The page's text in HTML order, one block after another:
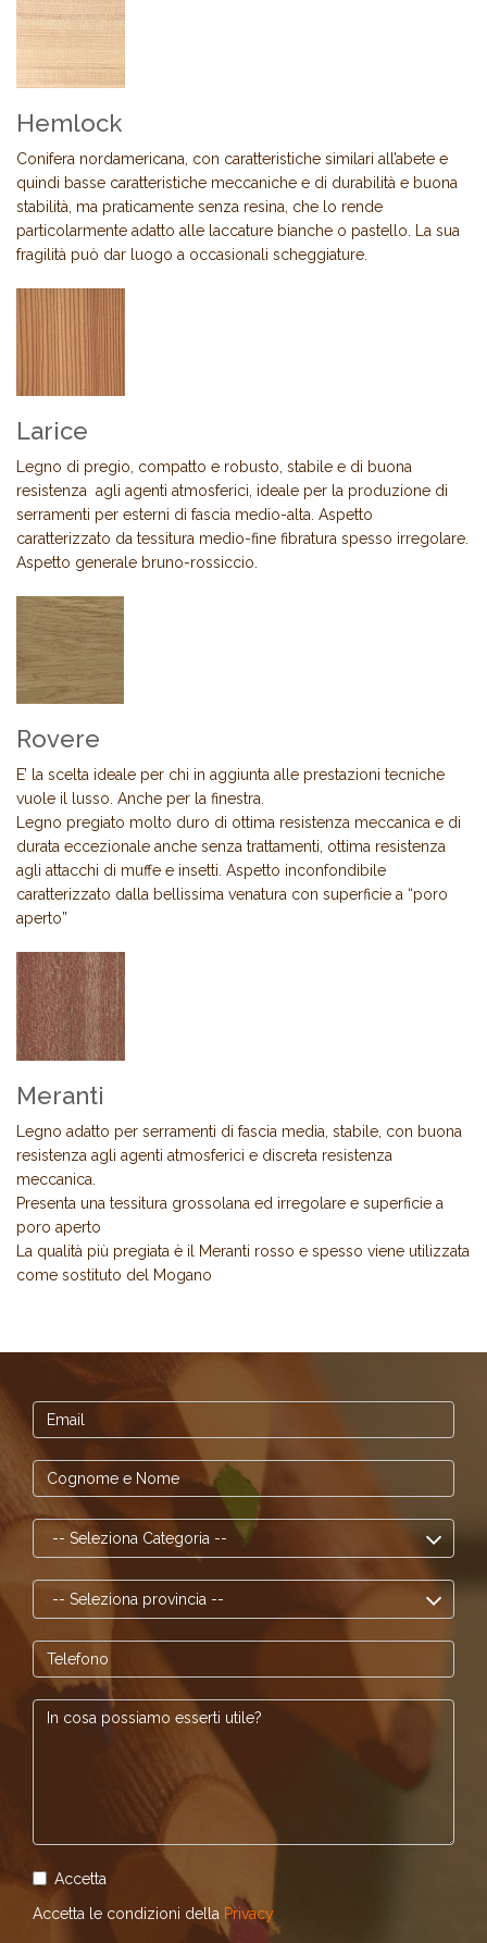
Hemlock
Conifera nordamericana, con caratteristiche similari all’abete e
quindi basse caratteristiche meccaniche e di durabilità e buona
stabilità, ma praticamente senza resina, che lo rende
particolarmente adatto alle laccature bianche o pastello. La sua
fragilità può dar luogo a occasionali scheggiature.
Larice
Legno di pregio, compatto e robusto, stabile e di buona
resistenza agli agenti atmosferici, ideale per la produzione di
serramenti per esterni di fascia medio-alta. Aspetto
caratterizzato da tessitura medio-fine fibratura spesso irregolare.
Aspetto generale bruno-rossiccio.
Rovere
E’ la scelta ideale per chi in aggiunta alle prestazioni tecniche
vuole il lusso. Anche per la finestra.
Legno pregiato molto duro di ottima resistenza meccanica e di
durata eccezionale anche senza trattamenti, ottima resistenza
agli attacchi di muffe e insetti. Aspetto inconfondibile
caratterizzato dalla bellissima venatura con superficie a “poro
aperto”
Meranti
Legno adatto per serramenti di fascia media, stabile, con buona
resistenza agli agenti atmosferici e discreta resistenza
meccanica.
Presenta una tessitura grossolana ed irregolare e superficie a
poro aperto
La qualità più pregiata è il Meranti rosso e spesso viene utilizzata
come sostituto del Mogano
Accetta
Accetta le condizioni della Privacy